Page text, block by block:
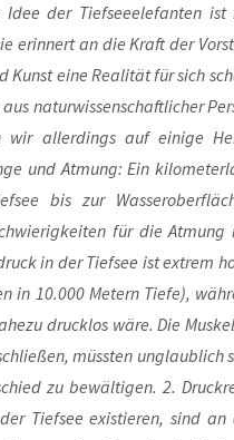
Idee der Tief­see­ele­fan­ten ist
erin­nert an die Kraft der
Kunst eine Rea­li­tät für sich
natur­wis­sen­schaft­li­cher
wir aller­dings auf eini­ge
und Atmung: Ein
bis zur
für die Atmung
in der Tief­see ist extrem
in 10.000 Metern Tie­fe),
druck­los wäre. Die
müss­ten unglaub­lich
zu bewäl­ti­gen. 2.
Tief­see exis­tie­ren, sind an